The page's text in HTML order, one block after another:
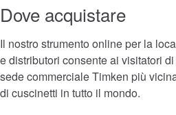
Produzione di energia
Dove acquistare
Il nostro strumento online per la
e distributori consente ai visitatori
sede commerciale Timken più
di cuscinetti in tutto il mondo.